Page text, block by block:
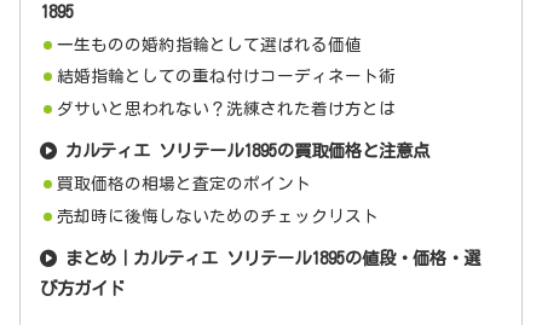
1895
一生ものの婚約指輪として選ばれる価値
結婚指輪としての重ね付けコーディネート術
ダサいと思われない？洗練された着け方とは
カルティエ ソリテール1895の買取価格と注意点
買取価格の相場と査定のポイント
売却時に後悔しないためのチェックリスト
まとめ｜カルティエ ソリテール1895の値段・価格・選
び方ガイド